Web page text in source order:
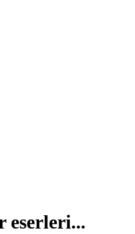
eserleri...